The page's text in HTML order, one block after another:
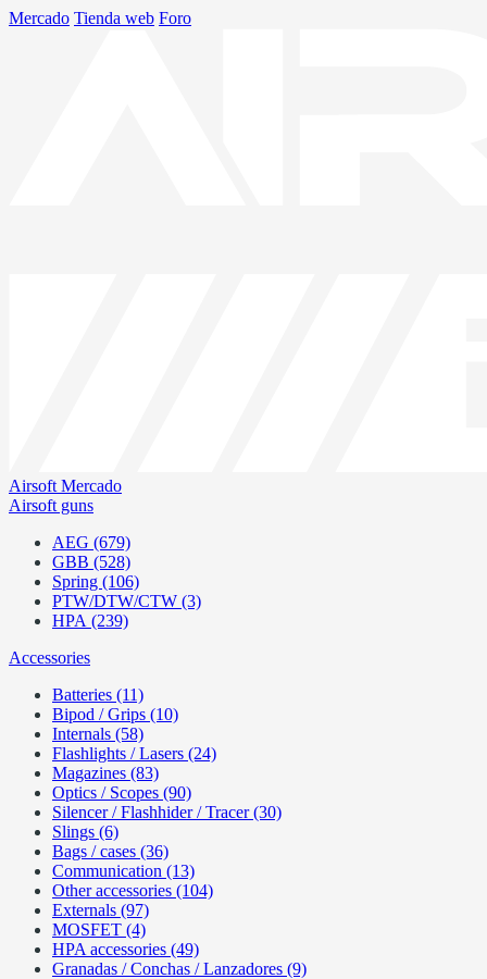
Mercado Tienda web Foro
Airsoft Mercado
Airsoft guns
AEG (679)
GBB (528)
Spring (106)
PTW/DTW/CTW (3)
HPA (239)
Accessories
Batteries (11)
Bipod / Grips (10)
Internals (58)
Flashlights / Lasers (24)
Magazines (83)
Optics / Scopes (90)
Silencer / Flashhider / Tracer (30)
Slings (6)
Bags / cases (36)
Communication (13)
Other accessories (104)
Externals (97)
MOSFET (4)
HPA accessories (49)
Granadas / Conchas / Lanzadores (9)